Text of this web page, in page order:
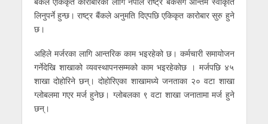
लिनुपर्ने हुन्छ। राष्ट्र बैंकले अनुमति दिएपछि एकिकृत कारोबार सुरु हुने
छ।
अहिले मर्जरका लागि आन्तरिक काम भइरहेको छ। कर्मचारी समायोजन
गर्नेदेखि शाखाको व्यवस्थापनसम्मको काम भइरहेकोछ । मर्जपछि ४५
शाखा दोहोरिने छन्। दोहोरिएका शाखामध्ये जनताका २० वटा शाखा
ग्लोबलमा गएर मर्ज हुनेछ। ग्लोबलका ९ वटा शाखा जनातामा मर्ज हुने
छन्।